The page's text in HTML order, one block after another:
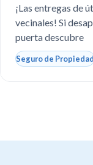
escolares?
¡Las entregas de
vecinales! Si
puerta descubre
Seguro de